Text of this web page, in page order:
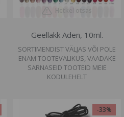
Hetkel otsas
Geellakk Aden, 10ml.
SORTIMENDIST VÄLJAS VÕI POLE
ENAM TOOTEVALIKUS, VAADAKE
SARNASEID TOOTEID MEIE
KODULEHELT
-33%